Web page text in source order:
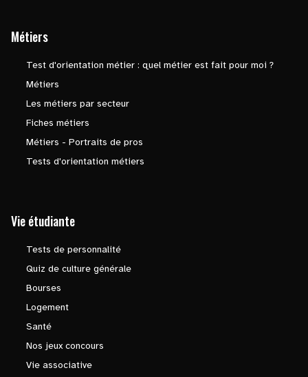
Métiers
Test d'orientation métier : quel métier est fait pour moi ?
Métiers
Les métiers par secteur
Fiches métiers
Métiers - Portraits de pros
Tests d'orientation métiers
Vie étudiante
Tests de personnalité
Quiz de culture générale
Bourses
Logement
Santé
Nos jeux concours
Vie associative